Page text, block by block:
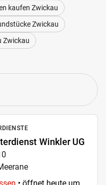
kaufen Zwickau
Zwickau
Zwickau
Winkler UG